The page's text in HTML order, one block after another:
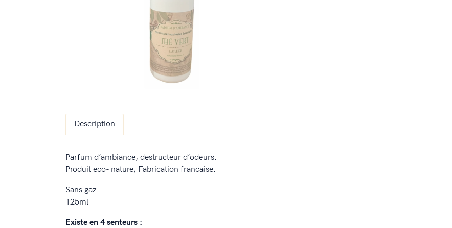
Description
Parfum d’ambiance, destructeur d’odeurs.
Produit eco- nature, Fabrication francaise.
Sans gaz
125ml
Existe en 4 senteurs :